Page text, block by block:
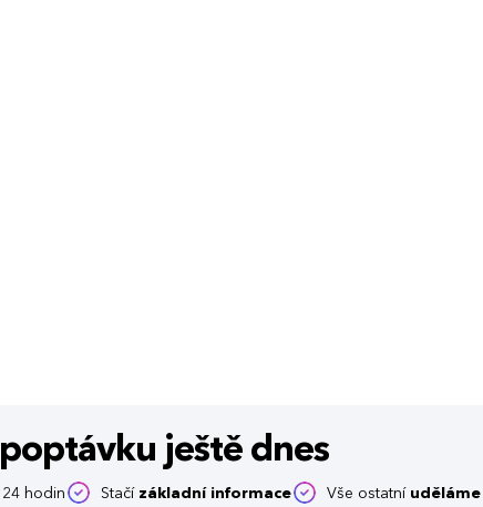
ještě dnes
hodin Stačí základní informace Vše ostatní uděláme